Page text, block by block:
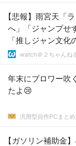
【悲報】雨宮天「
へ」「ジャンプせ
「推しジャン文
watch＠２ちゃんね
年末にブロワー吹
たよ😢
汎用型自作PCまとめ
【ガソリン補助金